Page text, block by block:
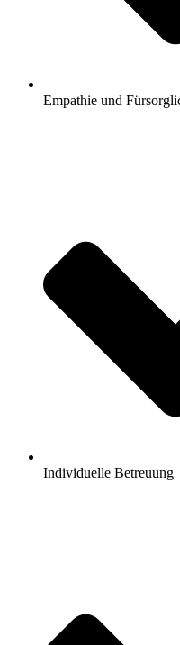
Empathie und
Individuelle Betreuung